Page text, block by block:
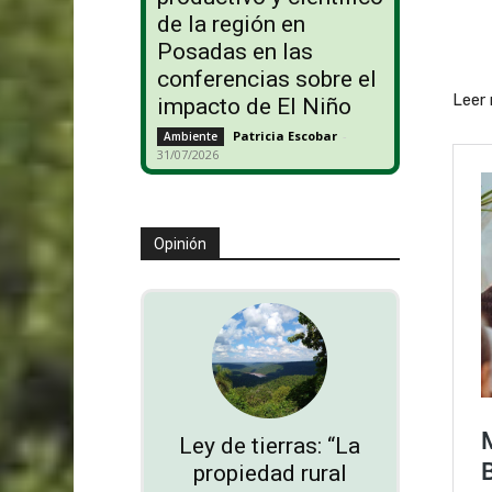
de la región en
Posadas en las
conferencias sobre el
impacto de El Niño
Ambiente Patricia Escobar -
31/07/2026
Opinión
Ley de tierras: “La
propiedad rural
Leer